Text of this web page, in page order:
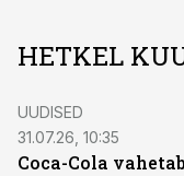
HETKEL
UUDISED
31.07.26, 10:35
Coca-Cola vahetab